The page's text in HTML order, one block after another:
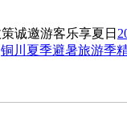
铜川夏季避暑旅游季